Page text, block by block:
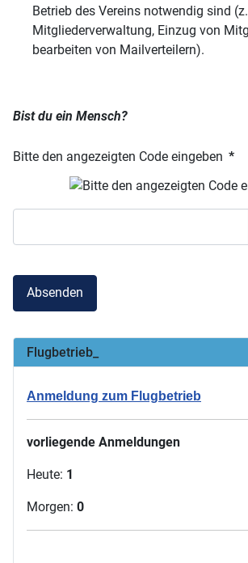
Betrieb des Vereins notwendig sind
Mitgliederverwaltung, Einzug von
bearbeiten von Mailverteilern).
Bist du ein Mensch?
Bitte den angezeigten Code eingeben *
Absenden
Flugbetrieb_
Anmeldung zum Flugbetrieb
vorliegende Anmeldungen
Heute: 1
Morgen: 0